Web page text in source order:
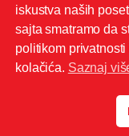
iskustva naših
sajta smatramo da
politikom
kolačića. Saznaj